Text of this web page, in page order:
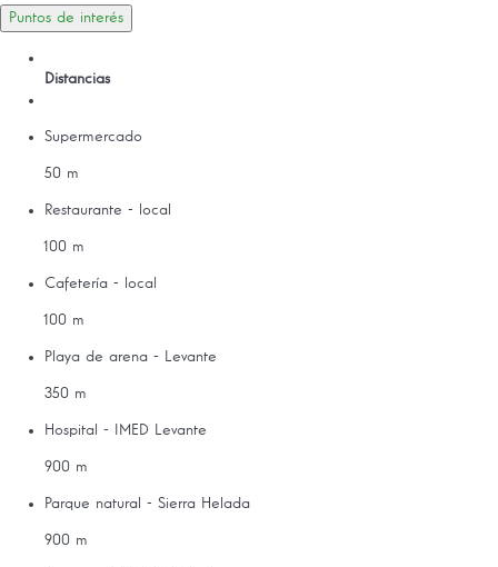
Puntos de interés
Distancias
Supermercado
50 m
Restaurante - local
100 m
Cafetería - local
100 m
Playa de arena - Levante
350 m
Hospital - IMED Levante
900 m
Parque natural - Sierra Helada
900 m